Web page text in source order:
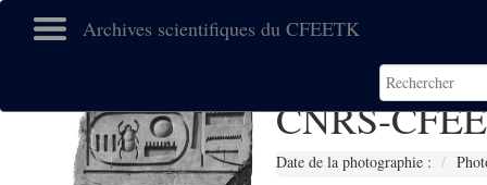
Archives scientifiques du CFEETK
CNRS-
Date de la photographie :